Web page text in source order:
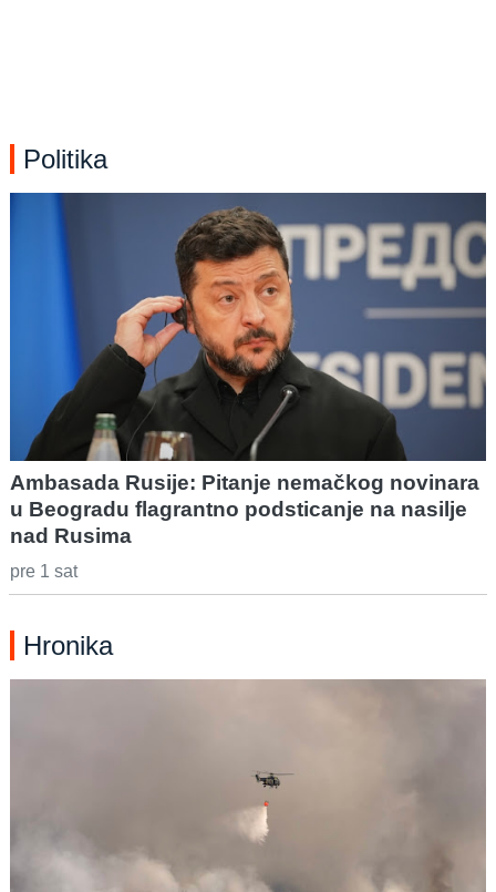
Politika
Ambasada Rusije: Pitanje nemačkog novinara
u Beogradu flagrantno podsticanje na nasilje
nad Rusima
pre 1 sat
Hronika